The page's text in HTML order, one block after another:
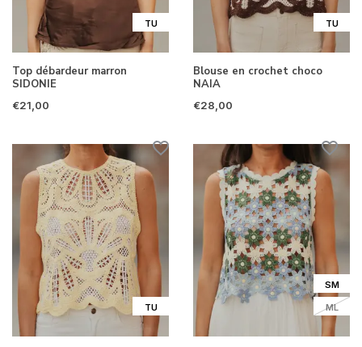
TU
Top débardeur marron
SIDONIE
€21,00
TU
Blouse en crochet choco
NAIA
€28,00
TU
SM
ML